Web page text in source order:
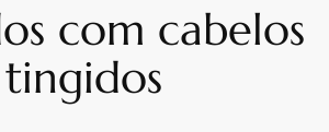
com cabelos
tingidos